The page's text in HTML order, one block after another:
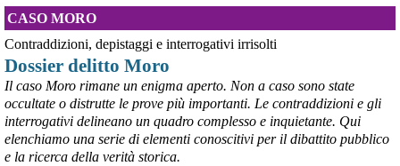
@peacelink - 6/8/2026 5:38
ilmanifesto.it/guerra-a-debito
Ieri il parlamento ha approvato le risoluzioni della maggioranza che
impegnano il governo ad avviare le procedure per chiedere
all’Unione europea di attivare la clausola di salvaguardia nazionale
per lo scostamento di bilancio. Si tratta, in un triennio, dello 0,6%
del Pil per investimenti in transizione energetica e dello 0,9% in
materia di spese militari. In totale si parla di circa 36 miliardi, 14 per
l’energia e 22 per la difesa da qui al 2028.
#spesemilitari
CASO MORO
Contraddizioni, depistaggi e interrogativi irrisolti
Dossier delitto Moro
Il caso Moro rimane un enigma aperto. Non a caso sono state
occultate o distrutte le prove più importanti. Le contraddizioni e gli
interrogativi delineano un quadro complesso e inquietante. Qui
elenchiamo una serie di elementi conoscitivi per il dibattito pubblico
e la ricerca della verità storica.